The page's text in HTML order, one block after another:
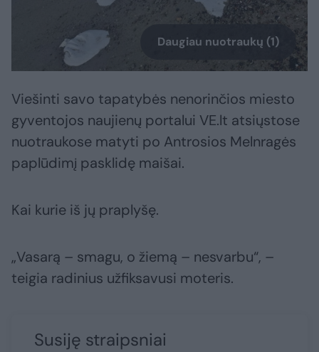
Daugiau nuotraukų (1)
Viešinti savo tapatybės nenorinčios miesto
gyventojos naujienų portalui VE.lt atsiųstose
nuotraukose matyti po Antrosios Melnragės
paplūdimį pasklidę maišai.
Kai kurie iš jų praplyšę.
„Vasarą – smagu, o žiemą – nesvarbu“, –
teigia radinius užfiksavusi moteris.
Susiję straipsniai